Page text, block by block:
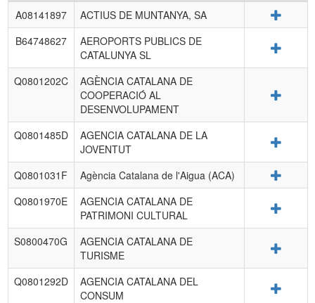
Listado
de
entidades
A08141897
ACTIUS DE MUNTANYA, SA
B64748627
AEROPORTS PUBLICS DE
CATALUNYA SL
Q0801202C
AGÈNCIA CATALANA DE
COOPERACIÓ AL
DESENVOLUPAMENT
Q0801485D
AGENCIA CATALANA DE LA
JOVENTUT
Q0801031F Agència Catalana de l'Aigua (ACA)
Q0801970E
AGENCIA CATALANA DE
PATRIMONI CULTURAL
S0800470G
AGENCIA CATALANA DE
TURISME
Q0801292D
AGENCIA CATALANA DEL
CONSUM